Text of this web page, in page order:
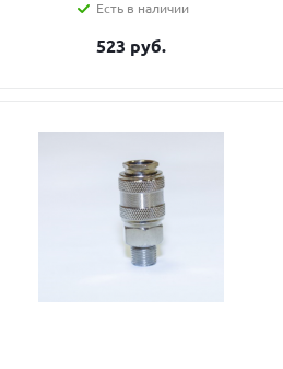
Есть в наличии
523 руб.